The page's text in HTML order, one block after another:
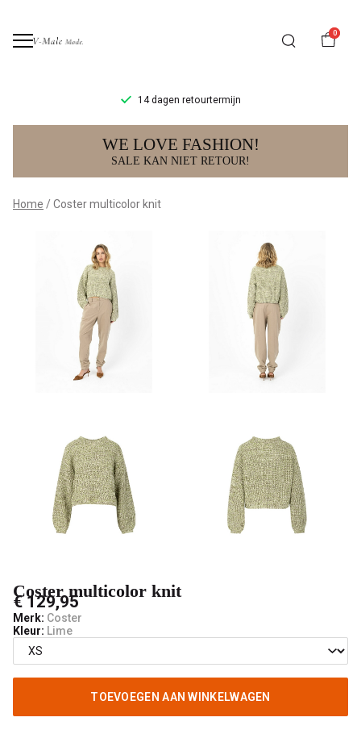
0
14 dagen retourtermijn
Coster
multicolor
knit
WE LOVE FASHION!
SALE KAN NIET RETOUR!
Home Coster multicolor knit
Coster multicolor knit
€ 129,95
Merk: Coster
Kleur: Lime
TOEVOEGEN AAN WINKELWAGEN